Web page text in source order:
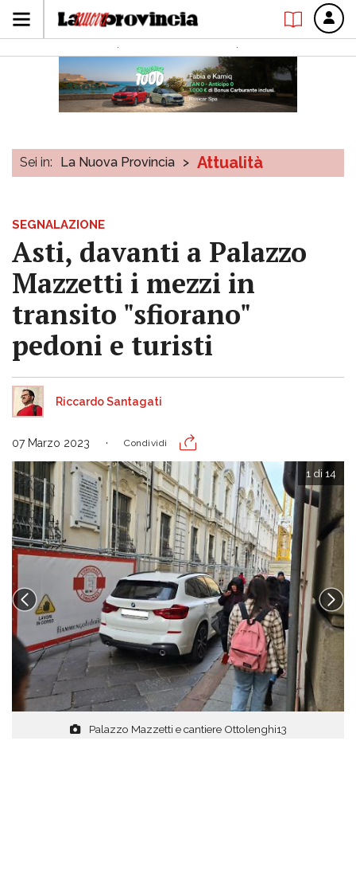
Sei in: La Nuova Provincia > Attualità
SEGNALAZIONE
Asti, davanti a Palazzo
Mazzetti i mezzi in
transito "sfiorano"
pedoni e turisti
Riccardo Santagati
07 Marzo 2023 Condividi
Palazzo Mazzetti e cantiere Ottolenghi13
1 di 14